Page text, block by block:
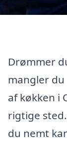
Drømmer
mangler
af køkken i
rigtige
du nemt